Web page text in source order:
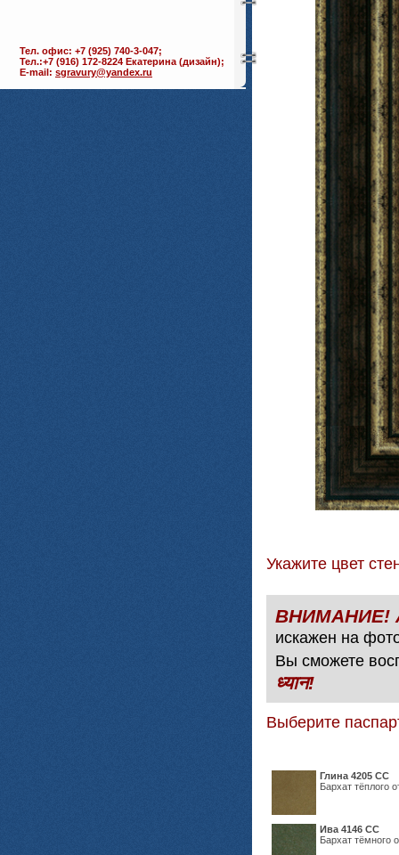
Тел. офис: +7 (925) 740-3-047;
Тел.:+7 (916) 172-8224 Екатерина (дизайн);
E-mail: sgravury@yandex.ru
Укажите цвет
искажен на
Вы сможете
ध्यान!
Выберите
Глина 4205 СС
Бархат тёплого
Ива 4146 СС
Бархат тёмного